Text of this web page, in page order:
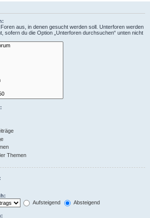
aus, in denen gesucht werden soll. Unterforen werden
sofern du die Option „Unterforen durchsuchen“ unten nicht
Themen
Aufsteigend
Absteigend